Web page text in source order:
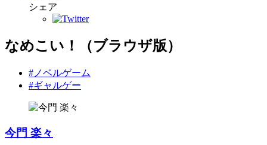
シェア
なめこい！（ブラウザ版）
#ノベルゲーム
#ギャルゲー
今門 楽々